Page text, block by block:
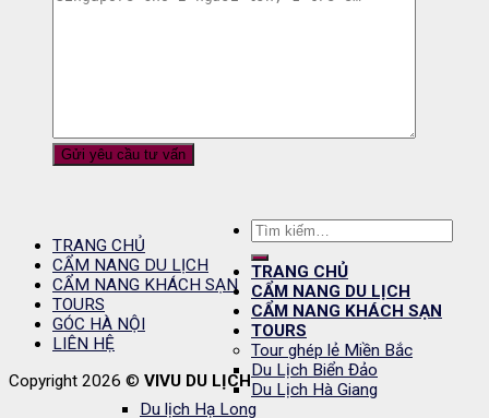
TRANG CHỦ
CẨM NANG DU LỊCH
CẨM NANG KHÁCH SẠN
TOURS
GÓC HÀ NỘI
LIÊN HỆ
Copyright 2026 © VIVU DU LỊCH
Tìm
kiếm:
TRANG CHỦ
CẨM NANG DU LỊCH
CẨM NANG KHÁCH SẠN
TOURS
Tour ghép lẻ Miền Bắc
Du Lịch Biển Đảo
Du Lịch Hà Giang
Du lịch Hạ Long